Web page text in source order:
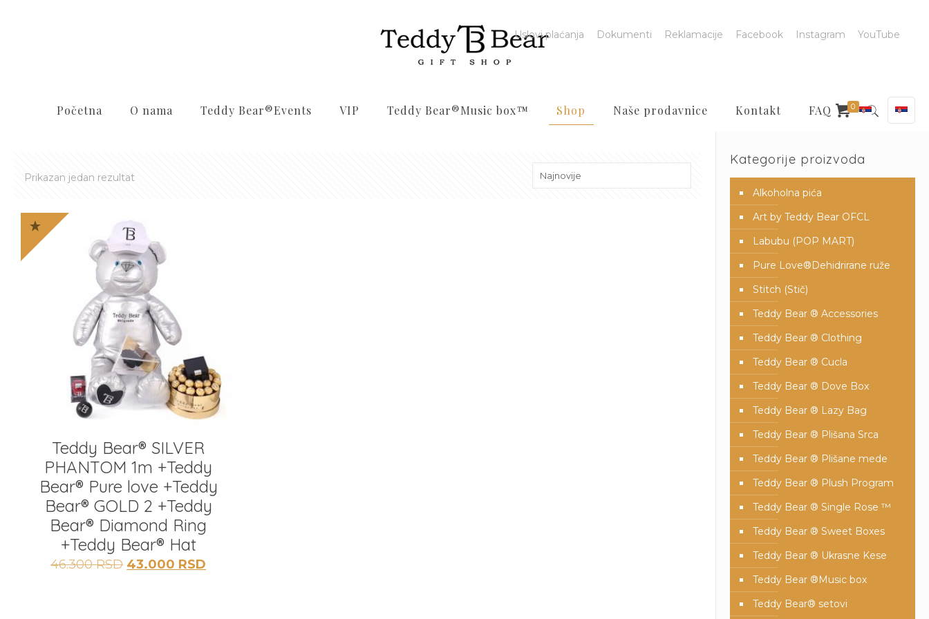
Početna O nama Teddy Bear®️Events VIP Teddy Bear®️Music box™️ Shop Naše prodavnice Kontakt FAQ
Uslovi plaćanja Dokumenti Reklamacije Facebook Instagram YouTube
0
Prikazan jedan rezultat
Teddy Bear®️ SILVER
PHANTOM 1m +Teddy
Bear®️ Pure love +Teddy
Bear®️ GOLD 2 +Teddy
Bear®️ Diamond Ring
+Teddy Bear®️ Hat
46.300RSD Originalna
43.000 RSD
Kategorije proizvoda
Alkoholna pića
Art by Teddy Bear OFCL
Labubu (POP MART)
Pure Love®️Dehidrirane ruže
Stitch (Stič)
Teddy Bear ® Accessories
Teddy Bear ® Clothing
Teddy Bear ® Cucla
Teddy Bear ® Dove Box
Teddy Bear ® Lazy Bag
Teddy Bear ® Plišana Srca
Teddy Bear ® Plišane mede
Teddy Bear ® Plush Program
Teddy Bear ® Single Rose ™
Teddy Bear ® Sweet Boxes
Teddy Bear ® Ukrasne Kese
Teddy Bear ®Music box
Teddy Bear® setovi